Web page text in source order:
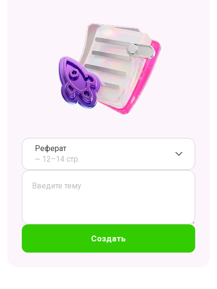
Реферат
~ 12–14 стр.
Создать